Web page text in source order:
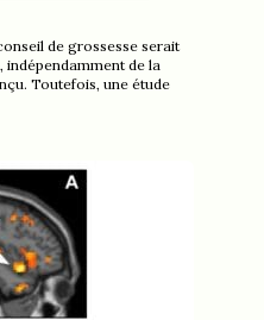
de grossesse serait
de la
Toutefois, une étude